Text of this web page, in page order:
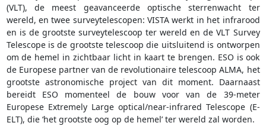
(VLT), de meest geavanceerde optische sterrenwacht ter
wereld, en twee surveytelescopen: VISTA werkt in het infrarood
en is de grootste surveytelescoop ter wereld en de VLT Survey
Telescope is de grootste telescoop die uitsluitend is ontworpen
om de hemel in zichtbaar licht in kaart te brengen. ESO is ook
de Europese partner van de revolutionaire telescoop ALMA, het
grootste astronomische project van dit moment. Daarnaast
bereidt ESO momenteel de bouw voor van de 39-meter
Europese Extremely Large optical/near-infrared Telescope (E-
ELT), die ‘het grootste oog op de hemel’ ter wereld zal worden.